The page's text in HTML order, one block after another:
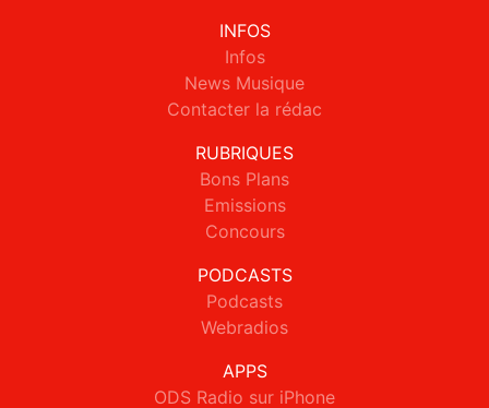
INFOS
Infos
News Musique
Contacter la rédac
RUBRIQUES
Bons Plans
Emissions
Concours
PODCASTS
Podcasts
Webradios
APPS
ODS Radio sur iPhone